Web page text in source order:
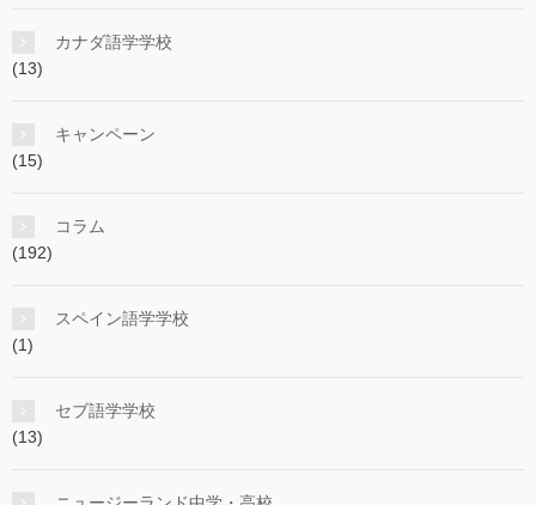
カナダ語学学校
(13)
キャンペーン
(15)
コラム
(192)
スペイン語学学校
(1)
セブ語学学校
(13)